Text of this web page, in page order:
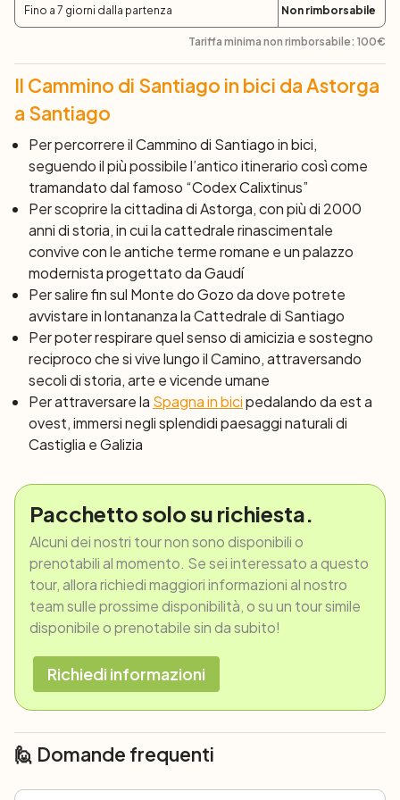
Giorno 8: Santiago de Compostela
Dopo colazione, termine dei servizi e partenza
individuale.
Fino a 7 giorni dalla partenza Non rimborsabile
Tariffa minima non rimborsabile: 100€
Il Cammino di Santiago in bici da Astorga
a Santiago
Per percorrere il Cammino di Santiago in bici,
seguendo il più possibile l’antico itinerario così come
tramandato dal famoso “Codex Calixtinus”
Per scoprire la cittadina di Astorga, con più di 2000
anni di storia, in cui la cattedrale rinascimentale
convive con le antiche terme romane e un palazzo
modernista progettato da Gaudí
Per salire fin sul Monte do Gozo da dove potrete
avvistare in lontananza la Cattedrale di Santiago
Per poter respirare quel senso di amicizia e sostegno
reciproco che si vive lungo il Camino, attraversando
secoli di storia, arte e vicende umane
Per attraversare la Spagna in bicipedalando da est a
ovest, immersi negli splendidi paesaggi naturali di
Castiglia e Galizia
Pacchetto solo su richiesta.
Alcuni dei nostri tour non sono disponibili o
prenotabili al momento. Se sei interessato a questo
tour, allora richiedi maggiori informazioni al nostro
team sulle prossime disponibilità, o su un tour simile
disponibile o prenotabile sin da subito!
Richiedi informazioni
🙋 Domande frequenti